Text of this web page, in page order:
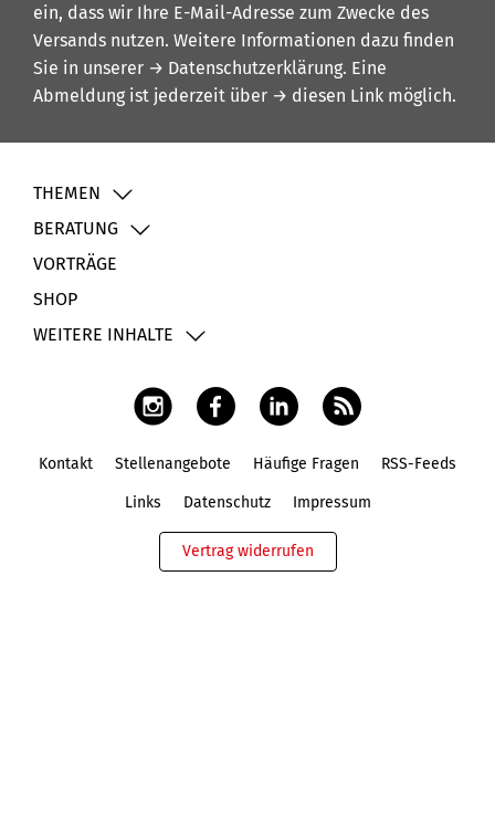
ein, dass wir Ihre E-Mail-Adresse zum Zwecke des
Versands nutzen. Weitere Informationen dazu finden
Sie in unserer → Datenschutzerklärung. Eine
Abmeldung ist jederzeit über → diesen Link möglich.
THEMEN
BERATUNG
VORTRÄGE
SHOP
WEITERE INHALTE
Kontakt Stellenangebote Häufige Fragen RSS-Feeds
Links Datenschutz Impressum
Vertrag widerrufen